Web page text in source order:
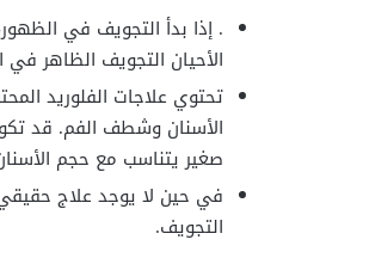
. إذا بدأ التجويف في
الأحيان التجويف الظاهر في
تحتوي علاجات الفلوريد
الأسنان وشطف الفم. قد
صغير يتناسب مع حجم
في حين لا يوجد علاج
التجويف.